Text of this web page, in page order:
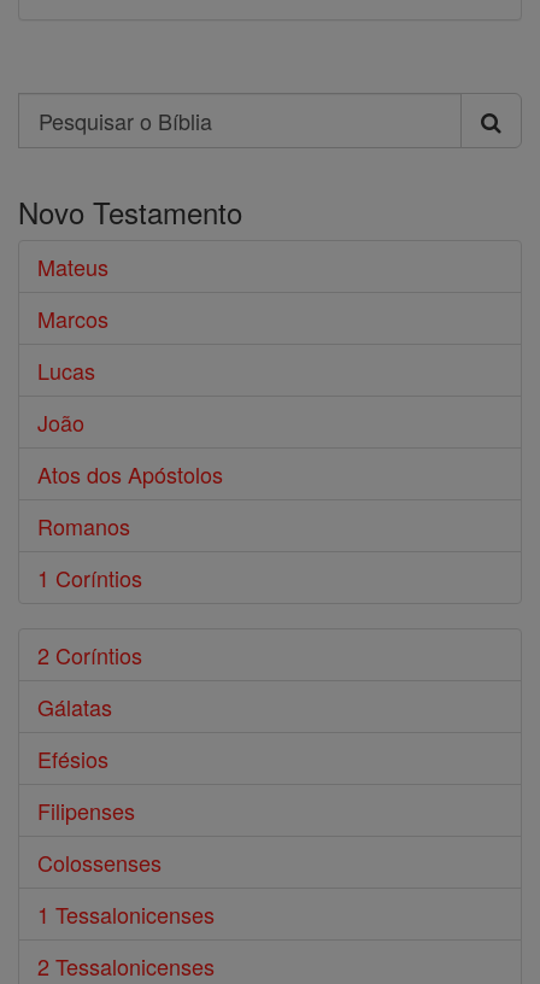
Search
Pesquisar
Bíblia
Novo Testamento
Mateus
Marcos
Lucas
João
Atos dos Apóstolos
Romanos
1 Coríntios
2 Coríntios
Gálatas
Efésios
Filipenses
Colossenses
1 Tessalonicenses
2 Tessalonicenses